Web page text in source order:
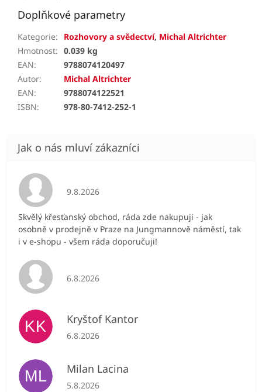
Doplňkové parametry
Kategorie: Rozhovory a svědectví, Michal Altrichter
Hmotnost: 0.039 kg
EAN:
9788074120497
Autor:
Michal Altrichter
EAN:
9788074122521
ISBN: 978-80-7412-252-1
Hodnocení obchodu je 5 z 5 hvězdiček.
9.8.2026
Skvělý křesťanský obchod, ráda zde nakupuji - jak
osobně v prodejně v Praze na Jungmannově náměstí, tak
i v e-shopu - všem ráda doporučuji!
Hodnocení obchodu je 5 z 5 hvězdiček.
6.8.2026
KK Kryštof Kantor
Hodnocení obchodu je 5 z 5 hvězdiček.
6.8.2026
ML Milan Lacina
Hodnocení obchodu je 5 z 5 hvězdiček.
5.8.2026